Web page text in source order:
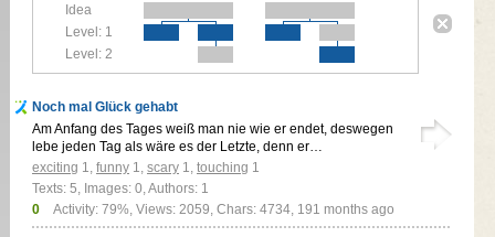
Idea
Level: 1
Level: 2
Noch mal Glück gehabt
Am Anfang des Tages weiß man nie wie er endet, deswegen
lebe jeden Tag als wäre es der Letzte, denn er…
exciting 1, funny 1, scary 1, touching 1
Texts: 5, Images: 0, Authors: 1
0
Activity: 79%, Views: 2059, Chars: 4734, 191 months ago